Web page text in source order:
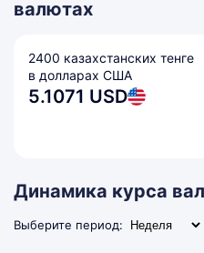
валютах
2400 казахстанских тенге
в долларах США
5.1071 USD
Динамика курса
Выберите период: